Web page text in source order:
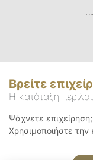
Βρείτε
Η κατάταξη
Ψάχνετε
Χρησιμοποιήστε